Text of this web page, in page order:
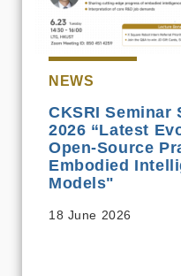
NEWS
CKSRI Seminar
2026 “Latest
Open-Source
Embodied
Models"
18 June 2026